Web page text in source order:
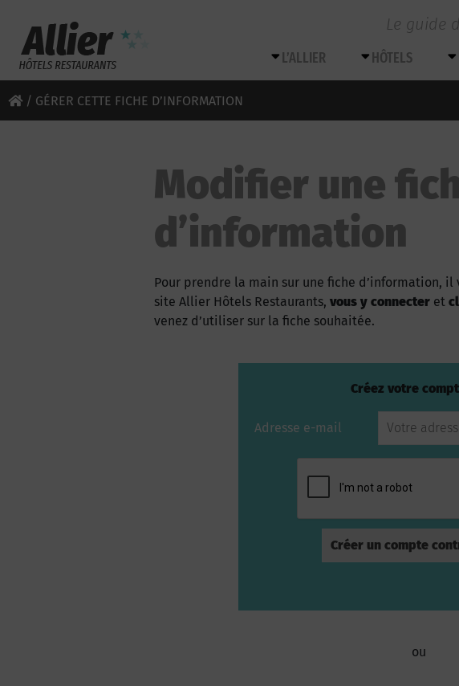
Le guide
L’ALLIER HÔTELS
/ GÉRER CETTE FICHE D’INFORMATION
Modifier une
d’information
Pour prendre la main sur une fiche d’information, il
site Allier Hôtels Restaurants, vous y connecter et
venez d’utiliser sur la fiche souhaitée.
Créez votre
Adresse e-mail
ou